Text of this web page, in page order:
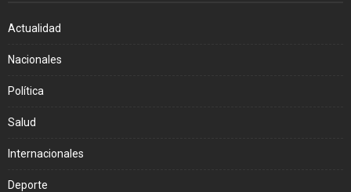
Actualidad
Nacionales
Política
Salud
Internacionales
Deporte